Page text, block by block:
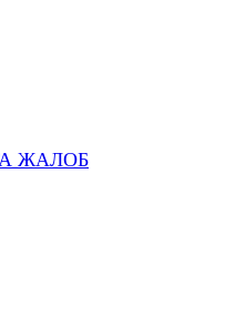
ЖАЛОБ